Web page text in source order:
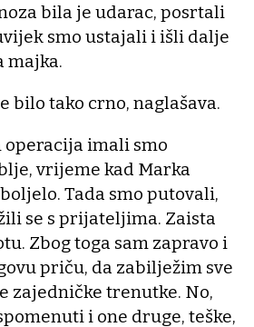
bila je udarac, posrtali
smo ustajali i išli dalje
majka.
bilo tako crno, naglašava.
imali smo
vrijeme kad Marka
Tada smo putovali,
se s prijateljima. Zaista
Zbog toga sam zapravo i
priču, da zabilježim sve
zajedničke trenutke. No,
i one druge, teške,